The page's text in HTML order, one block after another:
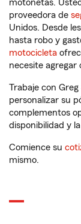
motonetas.
proveedora de
Unidos. Desde
hasta robo y
motocicleta
necesite agregar
Trabaje con
personalizar su
complementos
disponibilidad y
Comience su
mismo.